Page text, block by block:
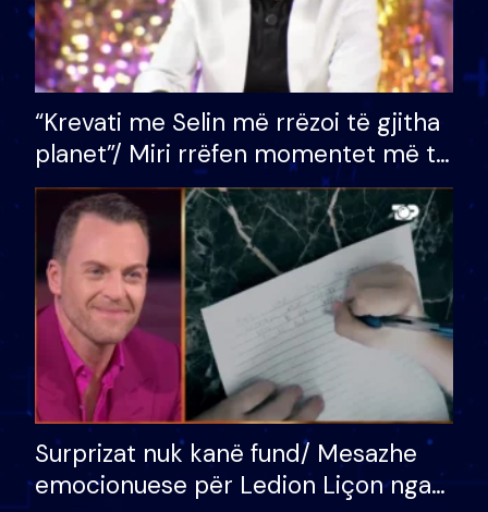
“Krevati me Selin më rrëzoi të gjitha
planet”/ Miri rrëfen momentet më të
bukura në shtëpinë e BB VIP: Do më
mungojë zilja e mëngjesit kur…
Surprizat nuk kanë fund/ Mesazhe
emocionuese për Ledion Liçon nga